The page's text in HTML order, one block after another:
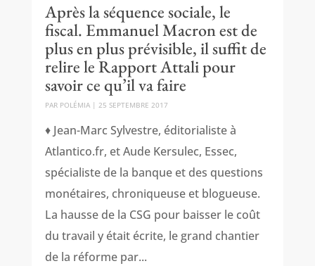
Après la séquence sociale, le
fiscal. Emmanuel Macron est de
plus en plus prévisible, il suffit de
relire le Rapport Attali pour
savoir ce qu’il va faire
PAR POLÉMIA| 25 SEPTEMBRE 2017
♦ Jean-Marc Sylvestre, éditorialiste à
Atlantico.fr, et Aude Kersulec, Essec,
spécialiste de la banque et des questions
monétaires, chroniqueuse et blogueuse.
La hausse de la CSG pour baisser le coût
du travail y était écrite, le grand chantier
de la réforme par...